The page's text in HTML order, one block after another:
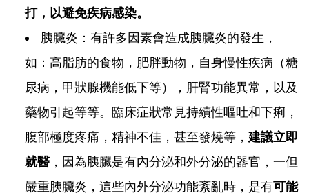
打，以避免疾病感染。
胰臟炎：有許多因素會造成胰臟炎的發生，
如：高脂肪的食物，肥胖動物，自身慢性疾病（糖
尿病，甲狀腺機能低下等），肝腎功能異常，以及
藥物引起等等。臨床症狀常見持續性嘔吐和下痢，
腹部極度疼痛，精神不佳，甚至發燒等， 建議立即
就醫 ，因為胰臟是有內分泌和外分泌的器官，一但
嚴重胰臟炎，這些內外分泌功能紊亂時，是有可能